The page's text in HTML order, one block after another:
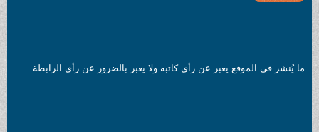
ما يُنشر في الموقع يعبر عن رأي كاتبه ولا يعبر بالضرور عن رأي الرابطة